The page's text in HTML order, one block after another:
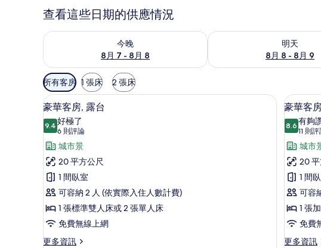
查看這些日期的供應情況
今晚
8月 7 - 8月 8
查看今晚 (8月 7 - 8月 8) 的供應情況
明天
8月 8 - 8月 9
查看明天 (8月 8 - 8月 9) 的
可
用
的
客
房
篩
選
條
件
所有客房 1 張床 2 張床
顯
示
豪
華
客
房,
露
台
的
所
低過敏寢具、羽絨被、迷你吧、客房內保險箱
6
豪華客房, 露台
9.49.4 分，滿分 10 分
好極了
6 則評論
(6
則
評
論)
城市景
20 平方公尺
1 間臥室
可容納 2 人 (依實際入住人數計費)
1 張標準雙人床或 2 張單人床
免費無線上網
更多資訊
更
顯
示
豪
華
客
房
的
所
有
7
豪華客
8.68.6 分，
有夠
11 則
(11
則
評
論)
城市
20
1 間
可容
1 張
免費
更多資訊
更